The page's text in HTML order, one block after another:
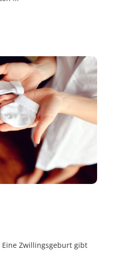
Eine Zwillingsgeburt gibt